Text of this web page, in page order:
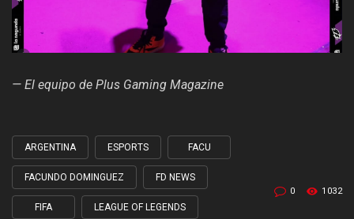
— El equipo de Plus Gaming Magazine
Tagged
with
ARGENTINA ESPORTS FACU
FACUNDO DOMINGUEZ FD NEWS
FIFA LEAGUE OF LEGENDS
0 1032